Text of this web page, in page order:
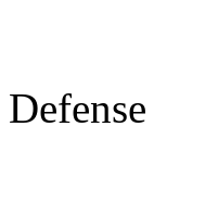
Defense